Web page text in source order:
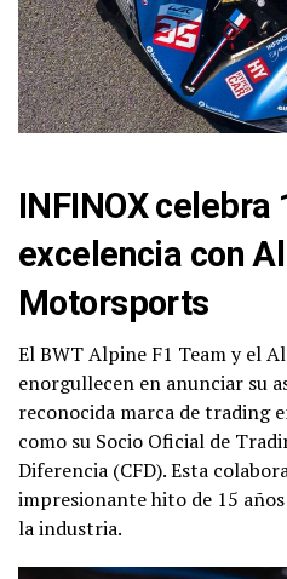
INFINOX celebra
excelencia con
Motorsports
El BWT Alpine F1 Team y el
enorgullecen en anunciar su
reconocida marca de trading
como su Socio Oficial de
Diferencia (CFD). Esta
impresionante hito de 15
la industria.